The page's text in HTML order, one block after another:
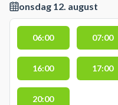
onsdag 12. august
06:00 07:00
16:00 17:00
20:00